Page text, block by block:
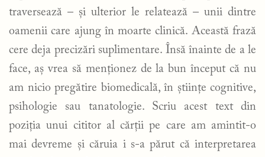
traversează – și ulterior le relatează – unii dintre
oamenii care ajung în moarte clinică. Această frază
cere deja precizări suplimentare. Însă înainte de a le
face, aș vrea să menționez de la bun început că nu
am nicio pregătire biomedicală, în științe cognitive,
psihologie sau tanatologie. Scriu acest text din
poziția unui cititor al cărții pe care am amintit-o
mai devreme și căruia i s-a părut că interpretarea